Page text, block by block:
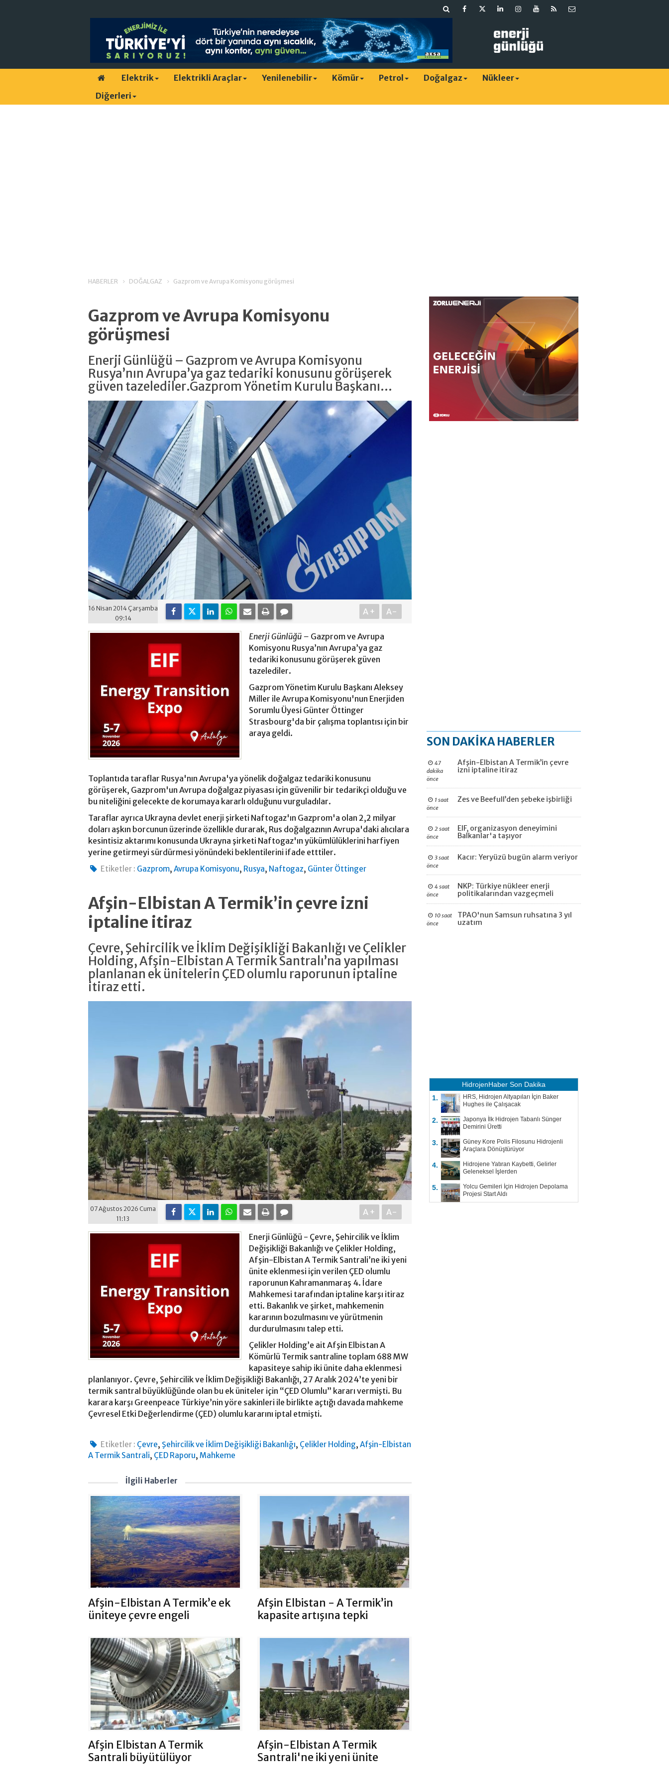
Elektrik Elektrikli Araçlar Yenilenebilir Kömür Petrol Doğalgaz
Nükleer
Diğerleri
HABERLER DOĞALGAZ Gazprom ve Avrupa Komisyonu görüşmesi
Gazprom ve Avrupa Komisyonu
görüşmesi
Enerji Günlüğü – Gazprom ve Avrupa Komisyonu
Rusya’nın Avrupa’ya gaz tedariki konusunu görüşerek
güven tazelediler.Gazprom Yönetim Kurulu Başkanı...
16 Nisan 2014 Çarşamba
09:14
A+ A-
Enerji Günlüğü – Gazprom ve Avrupa
Komisyonu Rusya’nın Avrupa’ya gaz
tedariki konusunu görüşerek güven
tazelediler.
Gazprom Yönetim Kurulu Başkanı Aleksey
Miller ile Avrupa Komisyonu'nun Enerjiden
Sorumlu Üyesi Günter Öttinger
Strasbourg'da bir çalışma toplantısı için bir
araya geldi.
Toplantıda taraflar Rusya'nın Avrupa'ya yönelik doğalgaz tedariki konusunu
görüşerek, Gazprom'un Avrupa doğalgaz piyasası için güvenilir bir tedarikçi olduğu ve
bu niteliğini gelecekte de korumaya kararlı olduğunu vurguladılar.
Taraflar ayrıca Ukrayna devlet enerji şirketi Naftogaz'ın Gazprom'a olan 2,2 milyar
doları aşkın borcunun üzerinde özellikle durarak, Rus doğalgazının Avrupa'daki alıcılara
kesintisiz aktarımı konusunda Ukrayna şirketi Naftogaz'ın yükümlülüklerini harfiyen
yerine getirmeyi sürdürmesi yönündeki beklentilerini ifade etttiler.
Etiketler : Gazprom,Avrupa Komisyonu, Rusya, Naftogaz, Günter Öttinger
Afşin-Elbistan A Termik’in çevre izni
iptaline itiraz
Çevre, Şehircilik ve İklim Değişikliği Bakanlığı ve Çelikler
Holding, Afşin-Elbistan A Termik Santralı’na yapılması
planlanan ek ünitelerin ÇED olumlu raporunun iptaline
itiraz etti.
07 Ağustos 2026 Cuma
11:13
A+ A-
Enerji Günlüğü - Çevre, Şehircilik ve İklim
Değişikliği Bakanlığı ve Çelikler Holding,
Afşin-Elbistan A Termik Santrali’ne iki yeni
ünite eklenmesi için verilen ÇED olumlu
raporunun Kahramanmaraş 4. İdare
Mahkemesi tarafından iptaline karşı itiraz
etti. Bakanlık ve şirket, mahkemenin
kararının bozulmasını ve yürütmenin
durdurulmasını talep etti.
Çelikler Holding’e ait Afşin Elbistan A
Kömürlü Termik santraline toplam 688 MW
kapasiteye sahip iki ünite daha eklenmesi
planlanıyor. Çevre, Şehircilik ve İklim Değişikliği Bakanlığı, 27 Aralık 2024’te yeni bir
termik santral büyüklüğünde olan bu ek üniteler için “ÇED Olumlu” kararı vermişti. Bu
karara karşı Greenpeace Türkiye’nin yöre sakinleri ile birlikte açtığı davada mahkeme
Çevresel Etki Değerlendirme (ÇED) olumlu kararını iptal etmişti.
Etiketler : Çevre, Şehircilik ve İklim Değişikliği Bakanlığı, Çelikler Holding,Afşin-Elbistan
A Termik Santrali, ÇED Raporu, Mahkeme
İlgili Haberler
Afşin-Elbistan A Termik’e ek
üniteye çevre engeli
Afşin Elbistan - A Termik’in
kapasite artışına tepki
Afşin Elbistan A Termik
Santrali büyütülüyor
Afşin-Elbistan A Termik
Santrali'ne iki yeni ünite
SON DAKİKA HABERLER
47
dakika
önce
Afşin-Elbistan A Termik’in çevre
izni iptaline itiraz
1 saat
önce
Zes ve Beefull’den şebeke işbirliği
2 saat
önce
EIF, organizasyon deneyimini
Balkanlar'a taşıyor
3 saat
önce
Kacır: Yeryüzü bugün alarm veriyor
4 saat
önce
NKP: Türkiye nükleer enerji
politikalarından vazgeçmeli
10 saat
önce
TPAO'nun Samsun ruhsatına 3 yıl
uzatım
HidrojenHaber Son Dakika
1.
HRS, Hidrojen Altyapıları İçin Baker
Hughes ile Çalışacak
2.
Japonya İlk Hidrojen Tabanlı Sünger
Demirini Üretti
3.
Güney Kore Polis Filosunu Hidrojenli
Araçlara Dönüştürüyor
4.
Hidrojene Yatıran Kaybetti, Gelirler
Geleneksel İşlerden
5.
Yolcu Gemileri İçin Hidrojen Depolama
Projesi Start Aldı